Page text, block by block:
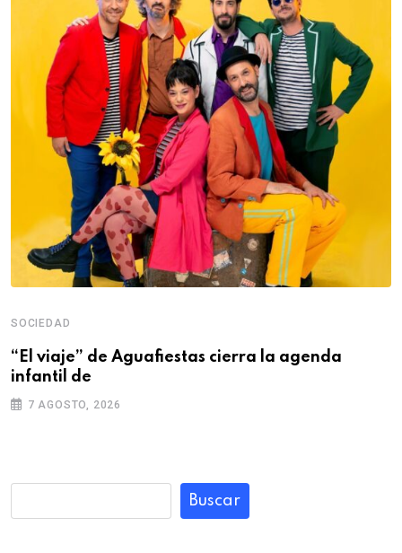
SOCIEDAD
“El viaje” de Aguafiestas cierra la agenda
infantil de
7 AGOSTO, 2026
Buscar